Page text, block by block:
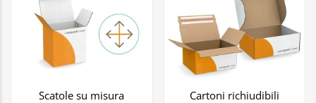
Scatole su misura Cartoni richiudibili